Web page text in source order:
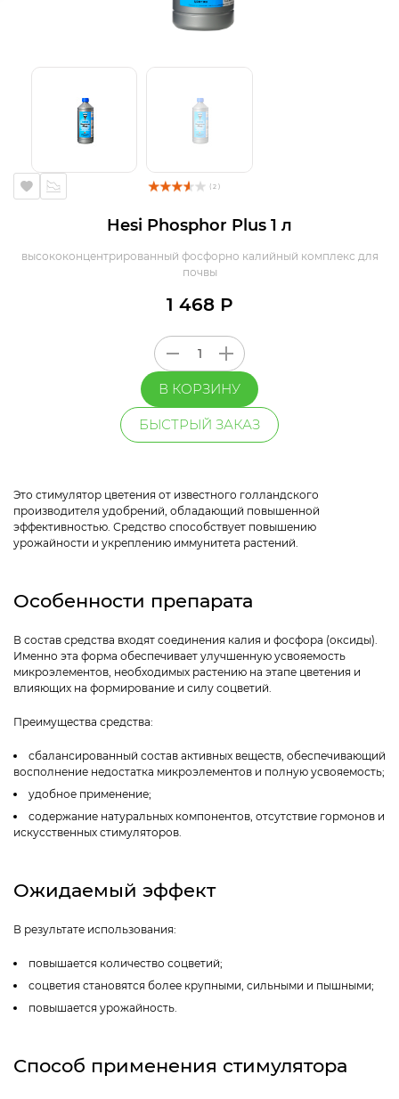
( 2 )
Hesi Phosphor Plus 1 л
высококонцентрированный фосфорно калийный комплекс для
почвы
1 468 Р
В КОРЗИНУ
БЫСТРЫЙ ЗАКАЗ
Это стимулятор цветения от известного голландского
производителя удобрений, обладающий повышенной
эффективностью. Средство способствует повышению
урожайности и укреплению иммунитета растений.
Особенности препарата
В состав средства входят соединения калия и фосфора (оксиды).
Именно эта форма обеспечивает улучшенную усвояемость
микроэлементов, необходимых растению на этапе цветения и
влияющих на формирование и силу соцветий.
Преимущества средства:
сбалансированный состав активных веществ, обеспечивающий
восполнение недостатка микроэлементов и полную усвояемость;
удобное применение;
содержание натуральных компонентов, отсутствие гормонов и
искусственных стимуляторов.
Ожидаемый эффект
В результате использования:
повышается количество соцветий;
соцветия становятся более крупными, сильными и пышными;
повышается урожайность.
Способ применения стимулятора